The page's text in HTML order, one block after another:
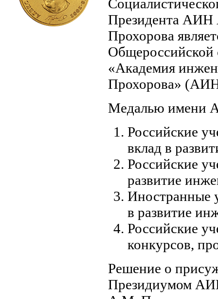
Президента АИН
Прохорова
Общероссийской
«Академия
Прохорова»
Медалью имени
Российские
вклад в
Российские
развитие
Иностранные
в развитие
Российские
конкурсов,
Решение о
Президиумом